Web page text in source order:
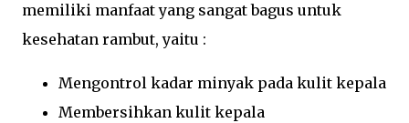
memiliki manfaat yang sangat bagus untuk
kesehatan rambut, yaitu :
Mengontrol kadar minyak pada kulit kepala
Membersihkan kulit kepala